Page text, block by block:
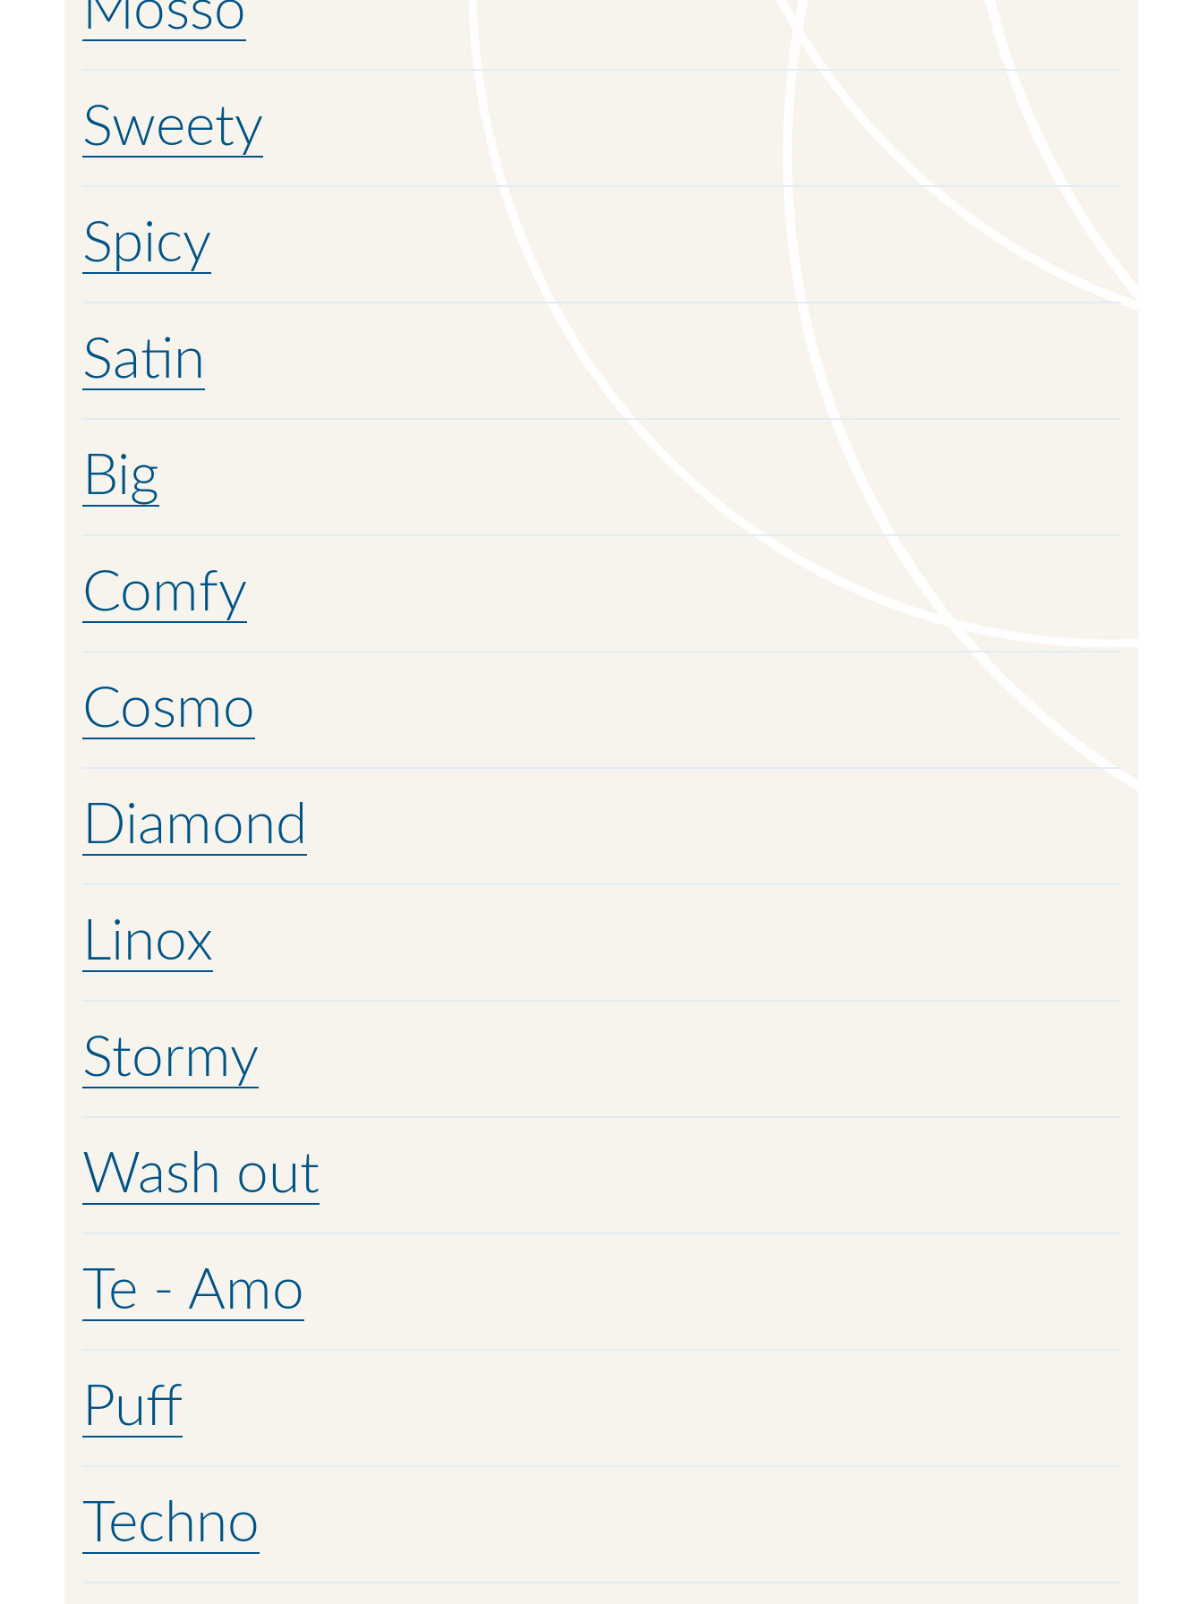
Sweety
Spicy
Satin
Big
Comfy
Cosmo
Diamond
Linox
Stormy
Wash out
Te - Amo
Puff
Techno